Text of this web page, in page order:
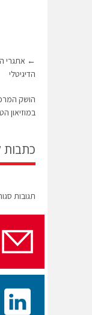
← אתגרי
הדיגיטלי
הושק
במוזיאון
כתבות
תגובות